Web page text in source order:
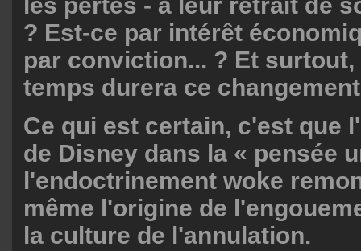
? Est-ce par intérêt
par conviction... ? Et
temps durera ce
Ce qui est certain, c'est que
de Disney dans la « pensée
l'endoctrinement woke
même l'origine de
la culture de l'annulation.